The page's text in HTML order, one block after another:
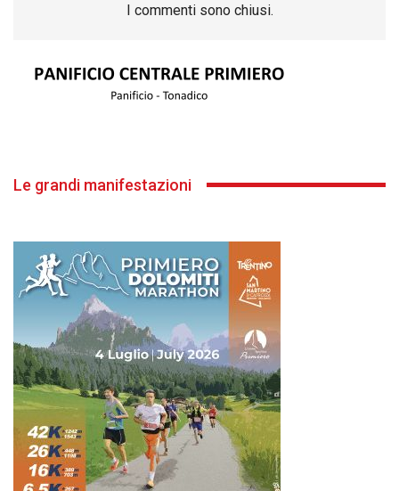
I commenti sono chiusi.
Le grandi manifestazioni